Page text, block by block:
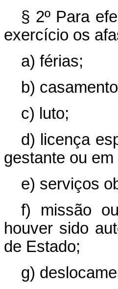
§ 2º Para
exercício os
a) férias;
b)
c) luto;
d) licença
gestante ou
e) serviços
f) missão
houver sido
de Estado;
g)